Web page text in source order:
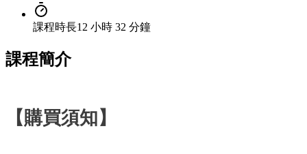
課程時長12 小時 32 分鐘
課程簡介
【購買須知】